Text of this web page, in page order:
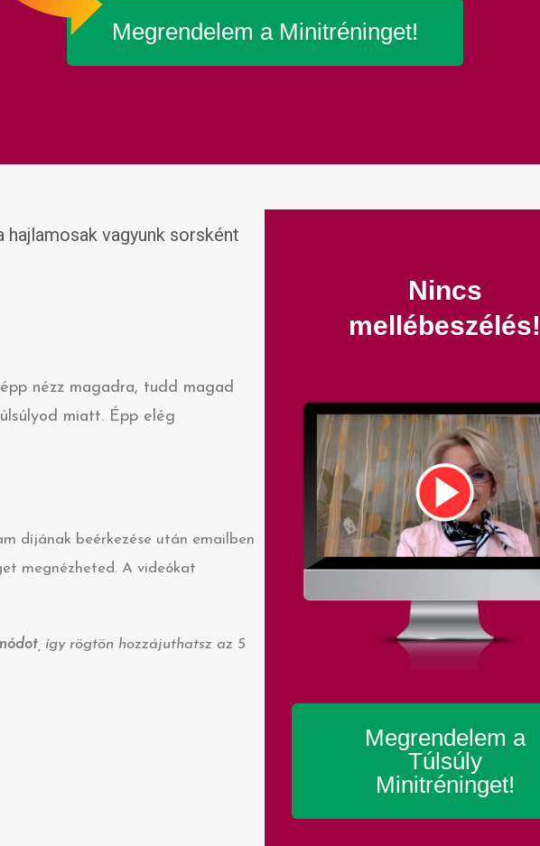
Megrendelem a Minitréninget!
vagyunk sorsként
nézz magadra, tudd magad
miatt. Épp elég
díjának beérkezése után emailben
megnézheted. A videókat
, így rögtön hozzájuthatsz az 5
Nincs
mellébeszélés!
Megrendelem a
Túlsúly
Minitréninget!